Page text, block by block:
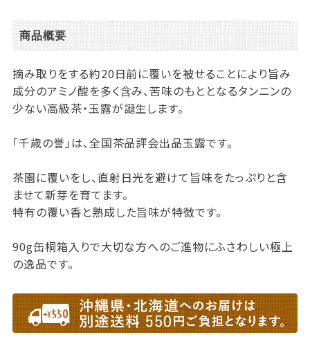
商品概要
摘み取りをする約20日前に覆いを被せることにより旨み
成分のアミノ酸を多く含み、苦味のもととなるタンニンの
少ない高級茶・玉露が誕生します。
「千歳の誉」は、全国茶品評会出品玉露です。
茶園に覆いをし、直射日光を避けて旨味をたっぷりと含
ませて新芽を育てます。
特有の覆い香と熟成した旨味が特徴です。
90g缶桐箱入りで大切な方へのご進物にふさわしい極上
の逸品です。